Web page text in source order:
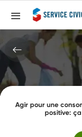
Agir pour une
positive: